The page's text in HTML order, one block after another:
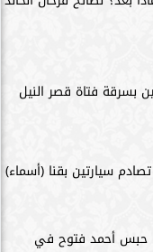
بسرقة فتاة قصر النيل
حبس أحمد فتوح في